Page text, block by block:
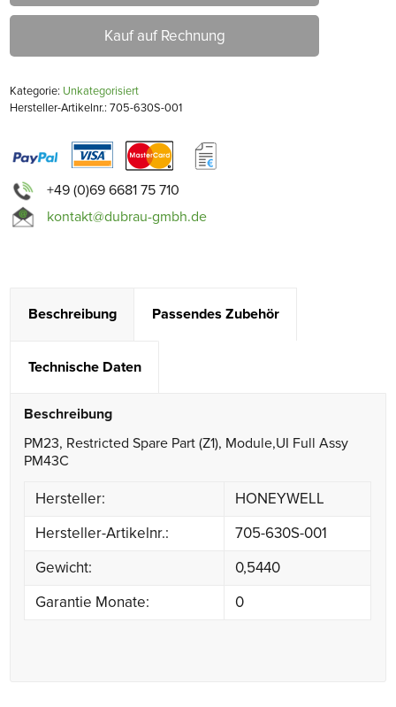
Kauf auf Rechnung
Kategorie: Unkategorisiert
Hersteller-Artikelnr.: 705-630S-001
+49 (0)69 6681 75 710
kontakt@dubrau-gmbh.de
Beschreibung Passendes Zubehör
Technische Daten
Beschreibung
PM23, Restricted Spare Part (Z1), Module,UI Full Assy
PM43C
Hersteller:
HONEYWELL
Hersteller-Artikelnr.:
705-630S-001
Gewicht:
0,5440
Garantie Monate:
0